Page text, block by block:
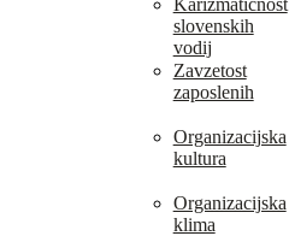
Karizmatičnost
slovenskih
vodij
Zavzetost
zaposlenih
Organizacijska
kultura
Organizacijska
klima